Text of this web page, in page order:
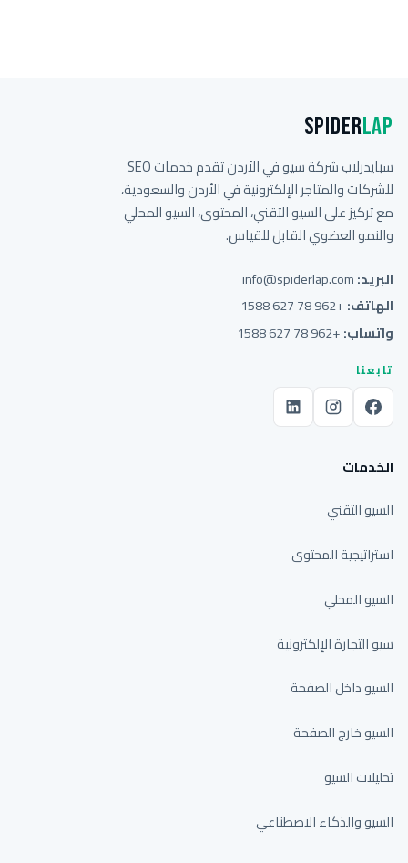
SpiderLap
سبايدرلاب شركة سيو في الأردن تقدم خدمات SEO
للشركات والمتاجر الإلكترونية في الأردن والسعودية،
مع تركيز على السيو التقني، المحتوى، السيو المحلي
والنمو العضوي القابل للقياس.
البريد:info@spiderlap.com
الهاتف:+962 78 627 1588
واتساب:+962 78 627 1588
تابعنا
الخدمات
السيو التقني
استراتيجية المحتوى
السيو المحلي
سيو التجارة الإلكترونية
السيو داخل الصفحة
السيو خارج الصفحة
تحليلات السيو
السيو والذكاء الاصطناعي